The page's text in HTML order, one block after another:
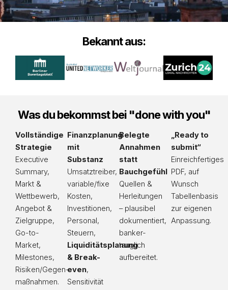
Bekannt aus:
Was du bekommst bei "done with you"
Vollständige
Strategie
Executive
Summary,
Markt &
Wettbewerb,
Angebot &
Zielgruppe,
Go-to-
Market,
Milestones,
Risiken/Gegen­
maßnahmen.
Finanzplanung
mit
Substanz
Umsatztreiber,
variable/fixe
Kosten,
Investitionen,
Personal,
Steuern,
Liquiditätsplanung
& Break-
even,
Sensitivität
Belegte
Annahmen
statt
Bauchgefühl
Quellen &
Herleitungen
– plausibel
dokumentiert,
banker-
tauglich
aufbereitet.
„Ready to
submit“
Einreichfertiges
PDF, auf
Wunsch
Tabellenbasis
zur eigenen
Anpassung.